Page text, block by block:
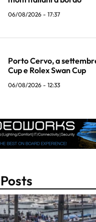
06/08/2026 - 17:37
Porto Cervo, a
Cup e Rolex Swan Cup
06/08/2026 - 12:33